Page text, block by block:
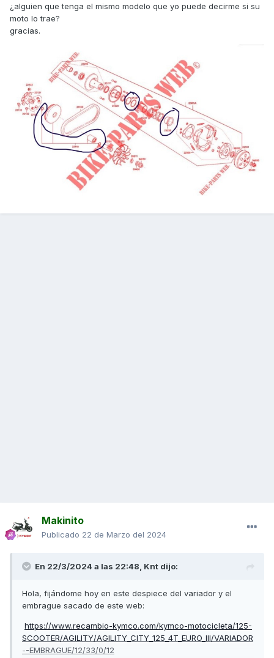
¿alguien que tenga el mismo modelo que yo puede decirme si su
moto lo trae?
gracias.
Makinito
Publicado 22 de Marzo del 2024
En 22/3/2024 a las 22:48, Knt dijo:
Hola, fijándome hoy en este despiece del variador y el
embrague sacado de este web:
https://www.recambio-kymco.com/kymco-motocicleta/125-
SCOOTER/AGILITY/AGILITY_CITY_125_4T_EURO_III/VARIADOR
--EMBRAGUE/12/33/0/12